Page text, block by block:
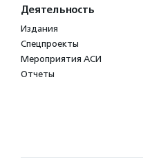
Деятельность
Издания
Спецпроекты
Мероприятия АСИ
Отчеты